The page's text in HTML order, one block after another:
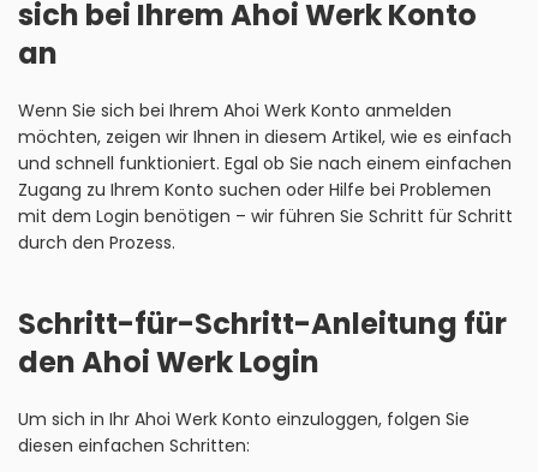
sich bei Ihrem Ahoi Werk Konto
an
Wenn Sie sich bei Ihrem Ahoi Werk Konto anmelden
möchten, zeigen wir Ihnen in diesem Artikel, wie es einfach
und schnell funktioniert. Egal ob Sie nach einem einfachen
Zugang zu Ihrem Konto suchen oder Hilfe bei Problemen
mit dem Login benötigen – wir führen Sie Schritt für Schritt
durch den Prozess.
Schritt-für-Schritt-Anleitung für
den Ahoi Werk Login
Um sich in Ihr Ahoi Werk Konto einzuloggen, folgen Sie
diesen einfachen Schritten: